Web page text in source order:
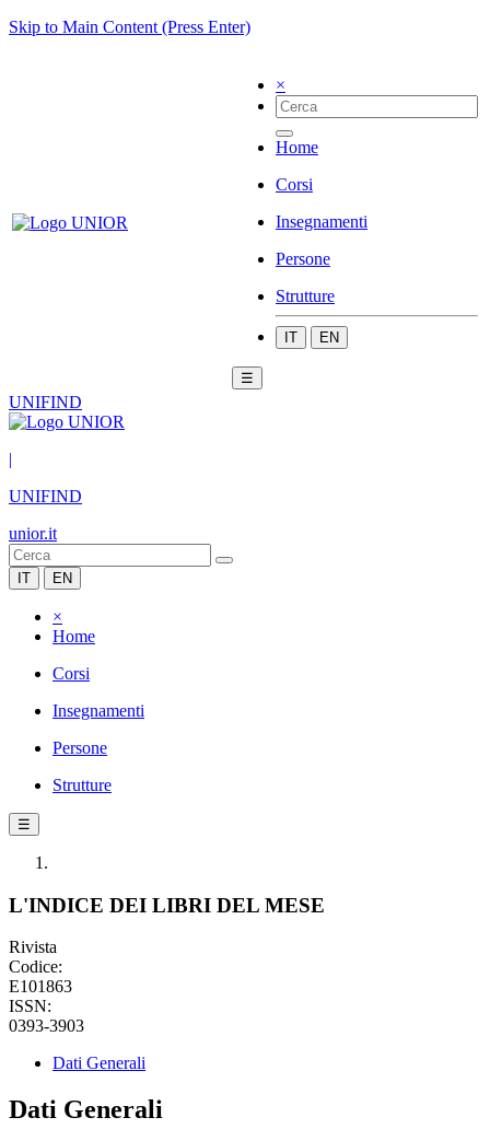
Skip to Main Content (Press Enter)
×
Home
Corsi
Insegnamenti
Persone
Strutture
IT EN
☰
UNIFIND
|
UNIFIND
unior.it
IT EN
×
Home
Corsi
Insegnamenti
Persone
Strutture
☰
L'INDICE DEI LIBRI DEL MESE
Rivista
Codice:
E101863
ISSN:
0393-3903
Dati Generali
Dati Generali